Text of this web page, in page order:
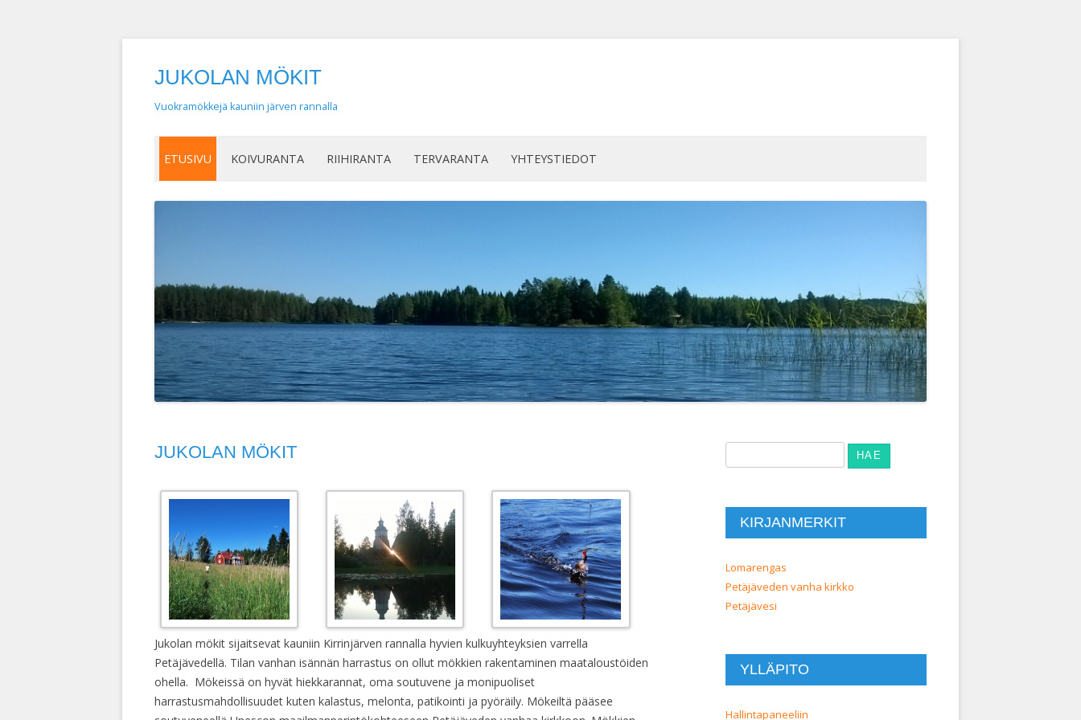
JUKOLAN MÖKIT
Vuokramökkejä kauniin järven rannalla
sisältöön
ETUSIVU KOIVURANTA RIIHIRANTA TERVARANTA YHTEYSTIEDOT
JUKOLAN MÖKIT
Jukolan mökit sijaitsevat kauniin Kirrinjärven rannalla hyvien kulkuyhteyksien varrella
Petäjävedellä. Tilan vanhan isännän harrastus on ollut mökkien rakentaminen maataloustöiden
ohella. Mökeissä on hyvät hiekkarannat, oma soutuvene ja monipuoliset
harrastusmahdollisuudet kuten kalastus, melonta, patikointi ja pyöräily. Mökeiltä pääsee
KIRJANMERKIT
Lomarengas
Petäjäveden vanha kirkko
Petäjävesi
YLLÄPITO
Hallintapaneeliin